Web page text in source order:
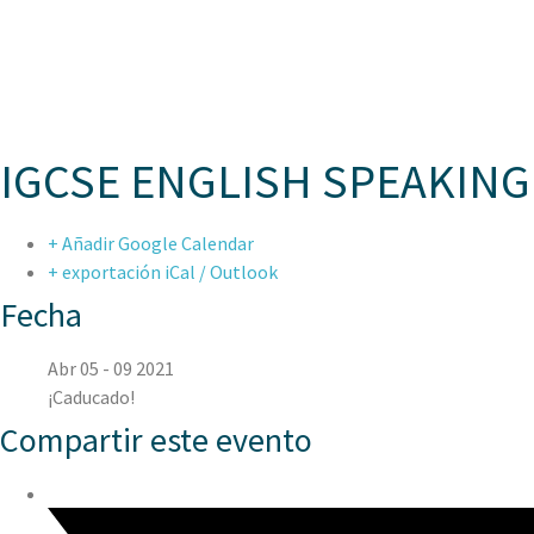
IGCSE ENGLISH
+ Añadir Google Calendar
+ exportación iCal / Outlook
Fecha
Abr 05 - 09 2021
¡Caducado!
Compartir este evento